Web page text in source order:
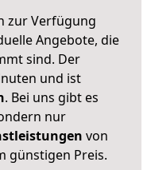
zur Verfügung
Angebote, die
sind. Der
und ist
. Bei uns gibt es
nur
von
günstigen Preis.